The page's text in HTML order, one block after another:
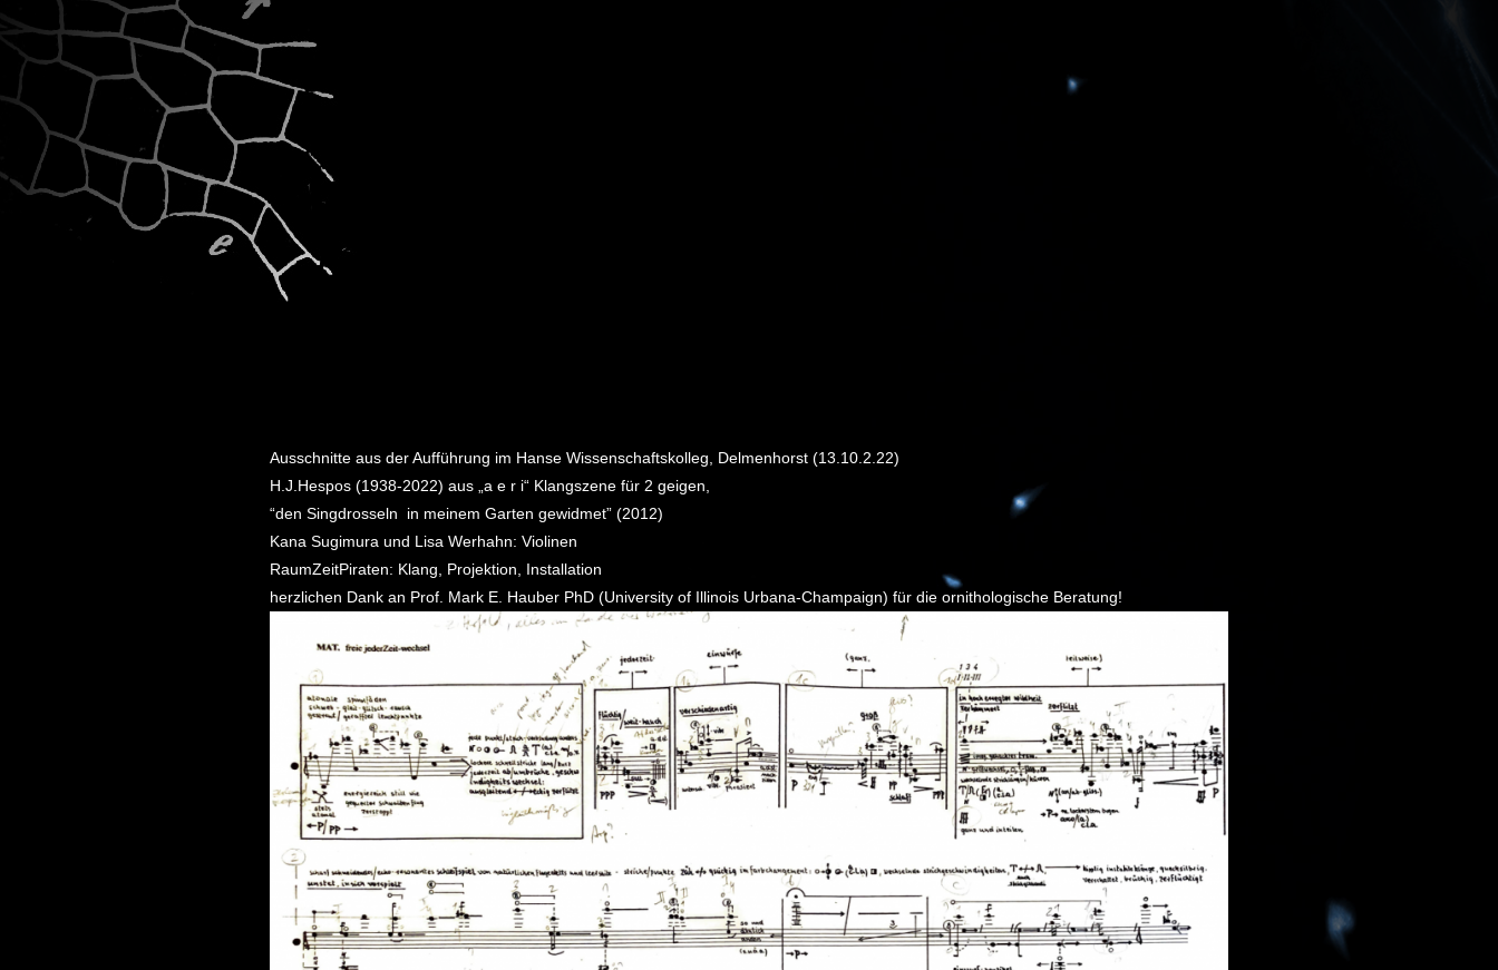
Ausschnitte aus der Aufführung im Hanse Wissenschaftskolleg, Delmenhorst (13.10.2.22)
H.J.Hespos (1938-2022) aus „a e r i“ Klangszene für 2 geigen,
“den Singdrosseln in meinem Garten gewidmet” (2012)
Kana Sugimura und Lisa Werhahn: Violinen
RaumZeitPiraten: Klang, Projektion, Installation
herzlichen Dank an Prof. Mark E. Hauber PhD (University of Illinois Urbana-Champaign) für die ornithologische Beratung!